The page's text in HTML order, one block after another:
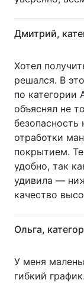
Дмитрий,
Хотел
решался. В
по категории
объяснял не
отработки
покрытием.
удобно, так
удивила —
качество
Ольга,
У меня
гибкий